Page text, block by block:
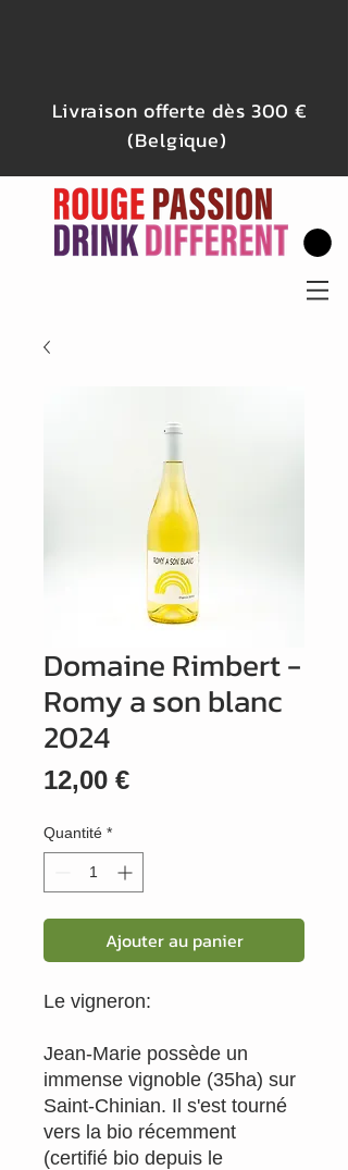
Livraison offerte dès 300 €
(Belgique)
Domaine Rimbert -
Romy a son blanc
2024
12,00 €Prix
Quantité *
Ajouter au panier
Le vigneron:
Jean-Marie possède un
immense vignoble (35ha) sur
Saint-Chinian. Il s'est tourné
vers la bio récemment
(certifié bio depuis le